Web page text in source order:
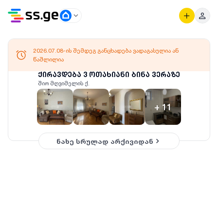
ქირავდება 3 ოთახიანი ბინა ვერაზე
შიო მღვიმელის ქ.
+ 11
2026.07.08-ის შემდეგ განცხადება ვადაგასულია ან
წაშლილია
ნახე სრულად არქივიდან